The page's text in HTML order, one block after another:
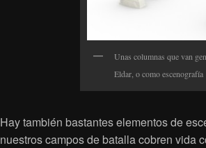
Unas columnas que van
Eldar, o como escenografía
Hay también bastantes elementos de
nuestros campos de batalla cobren vida